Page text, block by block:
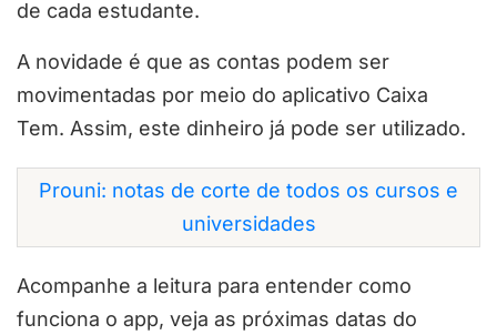
de cada estudante.
A novidade é que as contas podem ser
movimentadas por meio do aplicativo Caixa
Tem. Assim, este dinheiro já pode ser utilizado.
Prouni: notas de corte de todos os cursos e
universidades
Acompanhe a leitura para entender como
funciona o app, veja as próximas datas do